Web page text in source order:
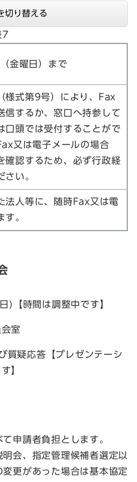
切り替える
7
金曜日）まで
様式第9号）により、Fax
信するか、窓口へ持参して
口頭では受付することがで
又は電子メールの場合
確認するため、必ず行政経
さい。
法人等に、随時Fax又は電
す。
【時間は調整中です】
室
疑応答【プレゼンテーシ
】
申請者負担とします。
会、指定管理候補者選定以
更があった場合は基本協定